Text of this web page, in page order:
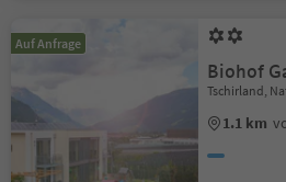
Auf Anfrage
Biohof
Tschirland,
1.1 km